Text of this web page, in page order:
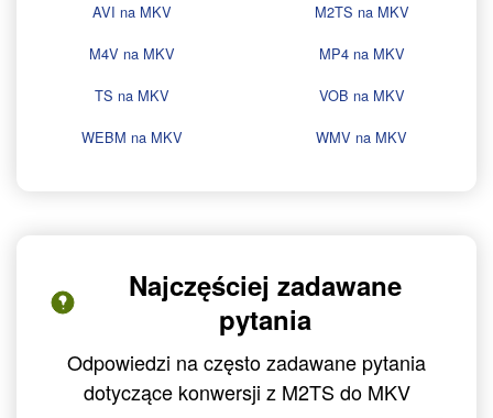
AVI na MKV
M2TS na MKV
M4V na MKV
MP4 na MKV
TS na MKV
VOB na MKV
WEBM na MKV
WMV na MKV
Najczęściej zadawane
pytania
Odpowiedzi na często zadawane pytania
dotyczące konwersji z M2TS do MKV